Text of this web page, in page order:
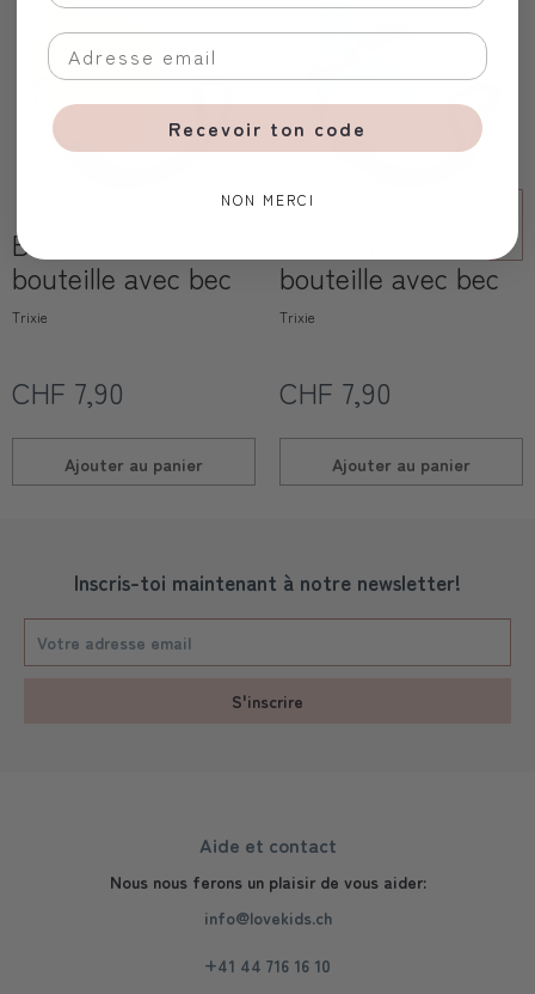
Bouchon de
bouteille avec bec
Trixie
CHF 7,90
Ajouter au panier
bouteille avec bec
Trixie
CHF 7,90
Ajouter au panier
Inscris-toi maintenant à notre newsletter!
S'inscrire
Aide et contact
Nous nous ferons un plaisir de vous aider:
info@lovekids.ch
+41 44 716 16 10
Recevoir ton code
NON MERCI